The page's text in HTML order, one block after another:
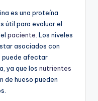
es una proteína
útil para evaluar el
paciente . Los niveles
asociados con
puede afectar
ya que los nutrientes
de hueso pueden